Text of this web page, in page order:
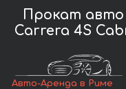
Прокат авто
Carrera 4S
Авто-Аренда в Риме